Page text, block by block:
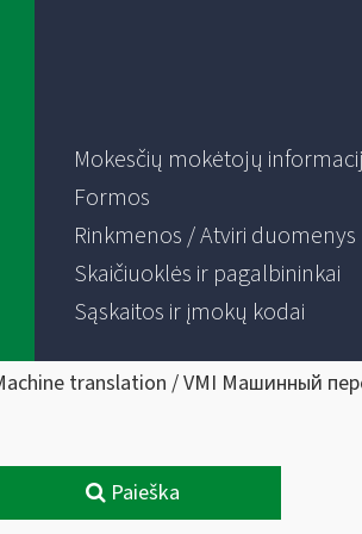
Mokesčių mokėtojų
Formos
Rinkmenos / Atviri duomenys
Skaičiuoklės ir pagalbininkai
Sąskaitos ir įmokų kodai
translation / VMI Машинный
Paieška